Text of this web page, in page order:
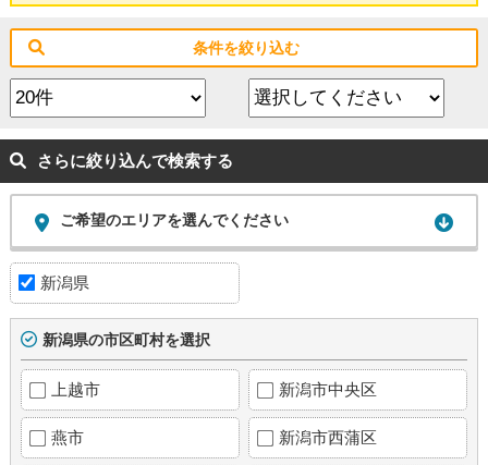
条件を絞り込む
さらに絞り込んで検索する
ご希望のエリアを選んでください
新潟県
新潟県の市区町村を選択
上越市 新潟市中央区
燕市 新潟市西蒲区